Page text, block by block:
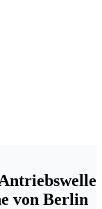
von Berlin